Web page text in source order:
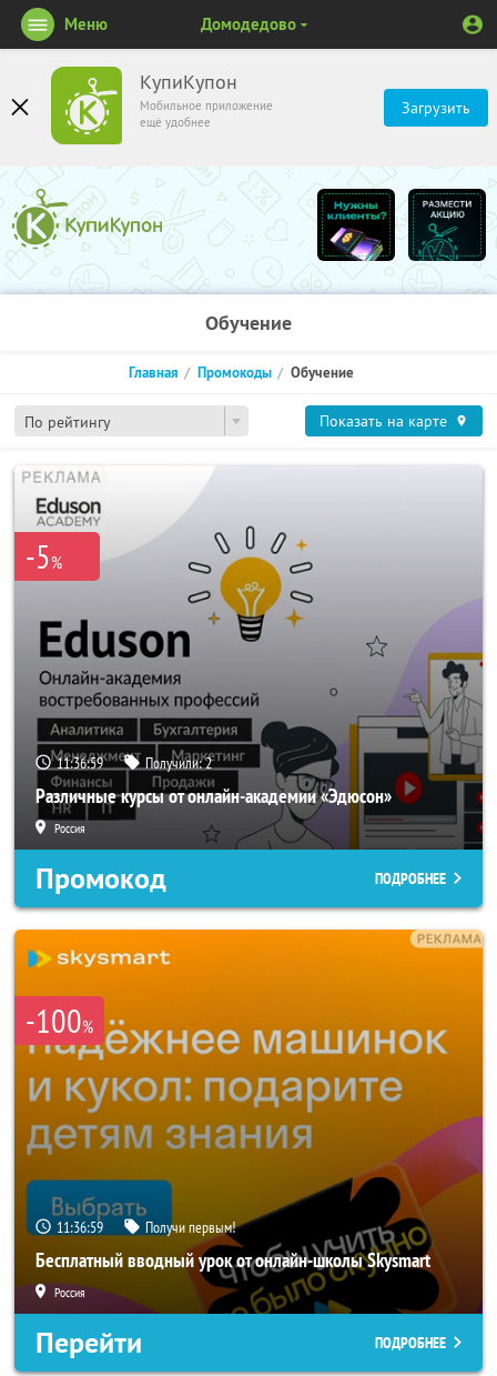
КупиКупон
Мобильное приложение
ещё удобнее
Загрузить
Меню Домодедово
Обучение
По рейтингу
Главная Промокоды Обучение
Показать на карте
-5%
11:36:59 Получили:2
Различные курсы от онлайн-академии «Эдюсон»
Россия
Промокод ПОДРОБНЕЕ
-100%
11:36:59 Получи первым!
Бесплатный вводный урок от онлайн-школы Skysmart
Россия
Перейти ПОДРОБНЕЕ